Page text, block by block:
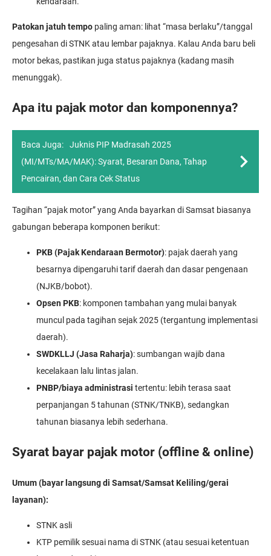
Patokan jatuh tempo paling aman: lihat “masa berlaku”/tanggal
pengesahan di STNK atau lembar pajaknya. Kalau Anda baru beli
motor bekas, pastikan juga status pajaknya (kadang masih
menunggak).
Apa itu pajak motor dan komponennya?
Baca Juga:
Juknis PIP Madrasah 2025
(MI/MTs/MA/MAK): Syarat, Besaran Dana, Tahap
Pencairan, dan Cara Cek Status
Tagihan “pajak motor” yang Anda bayarkan di Samsat biasanya
gabungan beberapa komponen berikut:
PKB (Pajak Kendaraan Bermotor): pajak daerah yang
besarnya dipengaruhi tarif daerah dan dasar pengenaan
(NJKB/bobot).
Opsen PKB: komponen tambahan yang mulai banyak
muncul pada tagihan sejak 2025 (tergantung implementasi
daerah).
SWDKLLJ (Jasa Raharja): sumbangan wajib dana
kecelakaan lalu lintas jalan.
PNBP/biaya administrasi tertentu: lebih terasa saat
perpanjangan 5 tahunan (STNK/TNKB), sedangkan
tahunan biasanya lebih sederhana.
Syarat bayar pajak motor (offline & online)
Umum (bayar langsung di Samsat/Samsat Keliling/gerai
layanan):
STNK asli
KTP pemilik sesuai nama di STNK (atau sesuai ketentuan